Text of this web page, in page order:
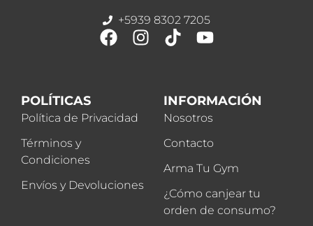
+5939 8302 7205
POLÍTICAS
Política de Privacidad
Términos y
Condiciones
Envíos y Devoluciones
INFORMACIÓN
Nosotros
Contacto
Arma Tu Gym
¿Cómo canjear tu
orden de consumo?